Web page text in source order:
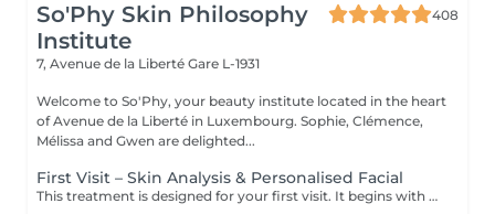
So'Phy Skin Philosophy
Institute
408
7, Avenue de la Liberté Gare L-1931
Welcome to So'Phy, your beauty institute located in the heart
of Avenue de la Liberté in Luxembourg. Sophie, Clémence,
Mélissa and Gwen are delighted...
First Visit – Skin Analysis & Personalised Facial
This treatment is designed for your first visit. It begins with an in-depth skin analysis to understand your skin’s needs and identify any imbalances. The facial is then fully customised, using targeted techniques and products adapted to your skin. This first appointment delivers visible results while providing personalised advice to improve your skin over time.